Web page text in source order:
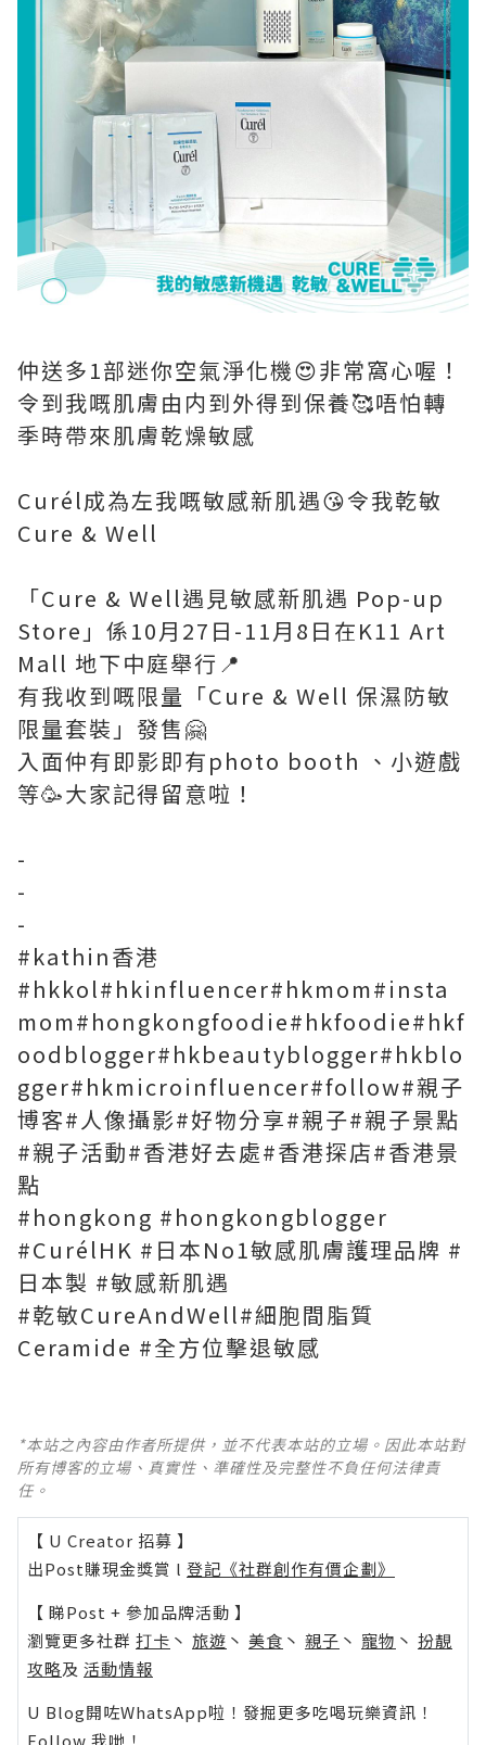
仲送多1部迷你空氣淨化機😍非常窩心喔！
令到我嘅肌膚由内到外得到保養🥰唔怕轉
季時帶來肌膚乾燥敏感
Curél成為左我嘅敏感新肌遇😘令我乾敏
Cure & Well
「Cure & Well遇見敏感新肌遇 Pop-up
Store」係10月27日-11月8日在K11 Art
Mall 地下中庭舉行📍
有我收到嘅限量「Cure & Well 保濕防敏
限量套裝」發售🤗
入面仲有即影即有photo booth 、小遊戲
等🥳大家記得留意啦！
-
-
-
#kathin香港
#hkkol#hkinfluencer#hkmom#insta
mom#hongkongfoodie#hkfoodie#hkf
oodblogger#hkbeautyblogger#hkblo
gger#hkmicroinfluencer#follow#親子
博客#人像攝影#好物分享#親子#親子景點
#親子活動#香港好去處#香港探店#香港景
點
#hongkong #hongkongblogger
#CurélHK #日本No1敏感肌膚護理品牌 #
日本製 #敏感新肌遇
#乾敏CureAndWell#細胞間脂質
Ceramide #全方位擊退敏感
*本站之內容由作者所提供，並不代表本站的立場。因此本站對
所有博客的立場、真實性、準確性及完整性不負任何法律責
任。
【 U Creator 招募 】
出Post賺現金獎賞 l 登記《社群創作有價企劃》
【 睇Post + 參加品牌活動 】
瀏覽更多社群 打卡 丶 旅遊 丶 美食 丶 親子 丶 寵物 丶 扮靚
攻略及 活動情報
U Blog開咗WhatsApp啦！發掘更多吃喝玩樂資訊！
Follow 我哋 ！